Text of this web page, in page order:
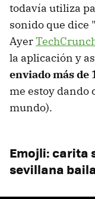
todavía utiliza
sonido que dice
Ayer
la aplicación y
enviado más de
me estoy dando
mundo).
Emojli: carita
sevillana